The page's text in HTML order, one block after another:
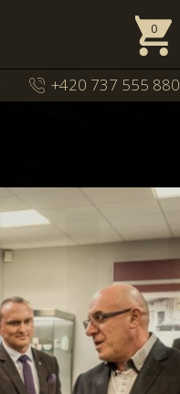
0
+420 737 555 880